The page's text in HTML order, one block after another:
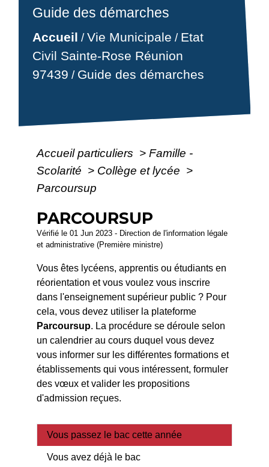
Guide des démarches
Accueil /Vie Municipale / Etat
Civil Sainte-Rose Réunion
97439 / Guide des démarches
Accueil particuliers > Famille -
Scolarité > Collège et lycée >
Parcoursup
PARCOURSUP
Vérifié le 01 Jun 2023 - Direction de l'information légale
et administrative (Première ministre)
Vous êtes lycéens, apprentis ou étudiants en
réorientation et vous voulez vous inscrire
dans l'enseignement supérieur public ? Pour
cela, vous devez utiliser la plateforme
Parcoursup. La procédure se déroule selon
un calendrier au cours duquel vous devez
vous informer sur les différentes formations et
établissements qui vous intéressent, formuler
des vœux et valider les propositions
d'admission reçues.
Vous passez le bac cette année
Vous avez déjà le bac